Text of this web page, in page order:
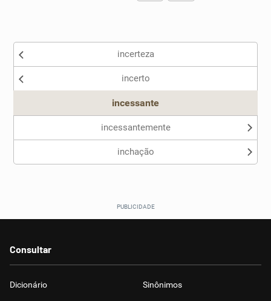
Nenhum dos sinônimos apresentados me ajudou
incerteza
incerto
incessante
incessantemente
inchação
Consultar
Dicionário Sinônimos